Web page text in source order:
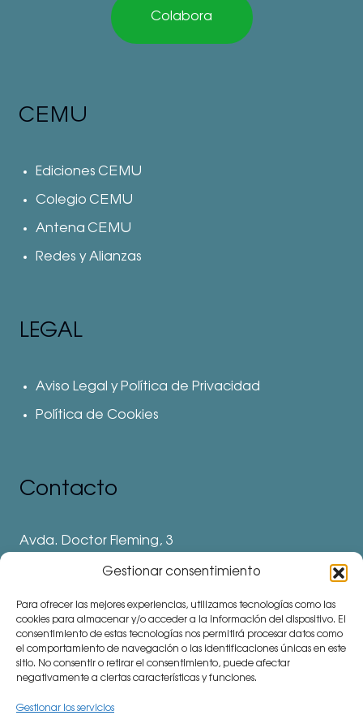
Gestionar consentimiento
Para ofrecer las mejores experiencias, utilizamos tecnologías como las
cookies para almacenar y/o acceder a la información del dispositivo. El
consentimiento de estas tecnologías nos permitirá procesar datos como
el comportamiento de navegación o las identificaciones únicas en este
sitio. No consentir o retirar el consentimiento, puede afectar
negativamente a ciertas características y funciones.
Gestionar los servicios
Colabora
CEMU
Ediciones CEMU
Colegio CEMU
Antena CEMU
Redes y Alianzas
LEGAL
Aviso Legal y Política de Privacidad
Política de Cookies
Contacto
Avda. Doctor Fleming, 3
⅛ 91 694 62 11
⅛ 91 694 62 77
⅛ 91 693 80 41 (Colegio)
communitymanager⅛cemu.es